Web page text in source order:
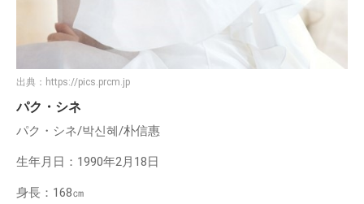
出典： https://pics.prcm.jp
パク・シネ
パク・シネ/박신혜/朴信惠
生年月日：1990年2月18日
身長：168㎝